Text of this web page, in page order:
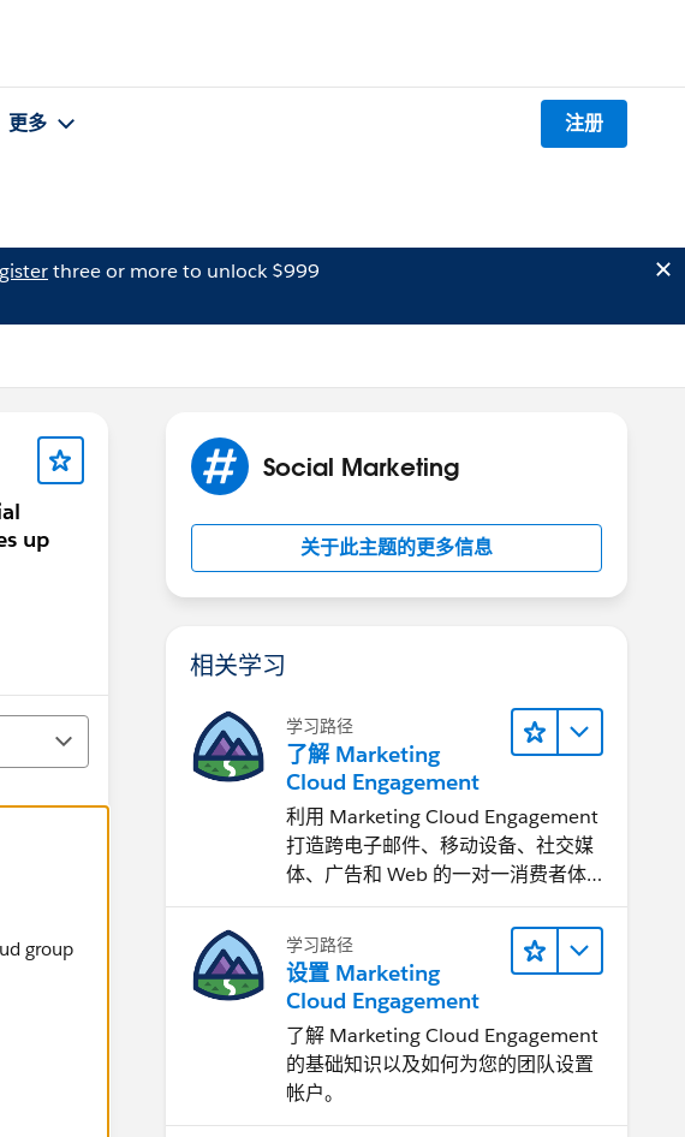
更多 注册
three or more to unlock $999
up
group
Social Marketing
关于此主题的更多信息
相关学习
学习路径
了解 Marketing
Cloud Engagement
利用 Marketing Cloud Engagement​
打造跨电子邮件、移动设备、社交媒
体、广告和 Web 的一对一消费者体
验。
学习路径
设置 Marketing
Cloud Engagement
了解 Marketing Cloud Engagement
的基础知识以及如何为您的团队设置
帐户。